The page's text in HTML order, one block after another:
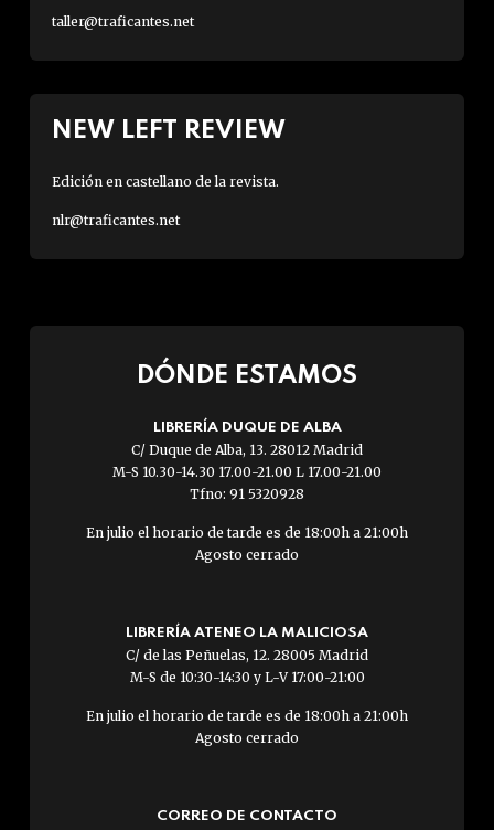
taller@traficantes.net
NEW LEFT REVIEW
Edición en castellano de la revista.
nlr@traficantes.net
DÓNDE ESTAMOS
LIBRERÍA DUQUE DE ALBA
C/ Duque de Alba, 13. 28012 Madrid
M-S 10.30-14.30 17.00-21.00 L 17.00-21.00
Tfno: 91 5320928
En julio el horario de tarde es de 18:00h a 21:00h
Agosto cerrado
LIBRERÍA ATENEO LA MALICIOSA
C/ de las Peñuelas, 12. 28005 Madrid
M-S de 10:30-14:30 y L-V 17:00-21:00
En julio el horario de tarde es de 18:00h a 21:00h
Agosto cerrado
CORREO DE CONTACTO